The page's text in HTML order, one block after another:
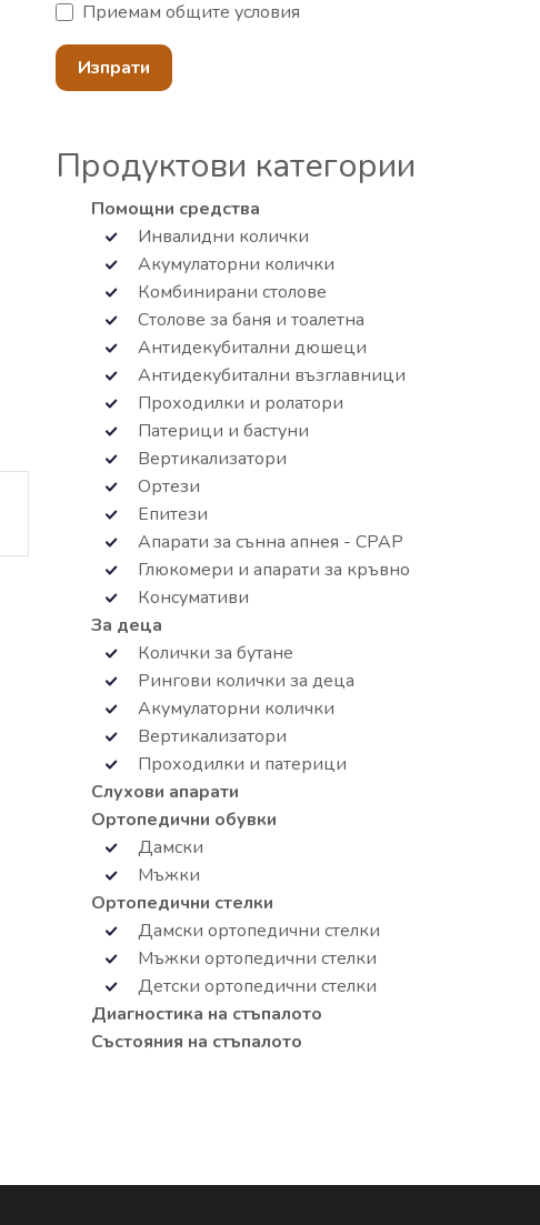
Приемамобщите условия
Изпрати
Продуктови категории
Помощни средства
Инвалидни колички
Акумулаторни колички
Комбинирани столове
Столове за баня и тоалетна
Антидекубитални дюшеци
Антидекубитални възглавници
Проходилки и ролатори
Патерици и бастуни
Вертикализатори
Ортези
Епитези
Апарати за сънна апнея - СРАР
Глюкомери и апарати за кръвно
Консумативи
За деца
Колички за бутане
Рингови колички за деца
Акумулаторни колички
Вертикализатори
Проходилки и патерици
Слухови апарати
Ортопедични обувки
Дамски
Мъжки
Ортопедични стелки
Дамски ортопедични стелки
Мъжки ортопедични стелки
Детски ортопедични стелки
Диагностика на стъпалото
Състояния на стъпалото